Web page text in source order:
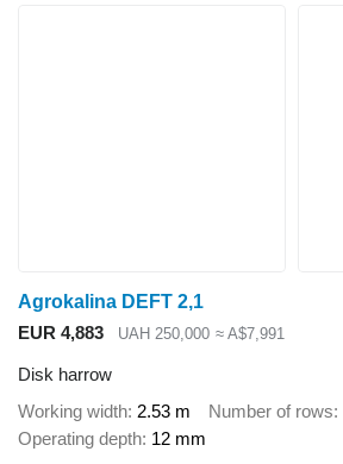
Agrokalina DEFT 2,1
EUR 4,883
UAH 250,000 ≈ A$7,991
Disk harrow
Working width 2.53 m Number of rows
Operating depth 12 mm